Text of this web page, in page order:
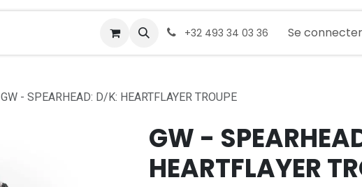
Commander +32 493 34 03 36 Se connecter
GW - SPEARHEAD: D/K: HEARTFLAYER TROUPE
GW -
HEARTFLAYER